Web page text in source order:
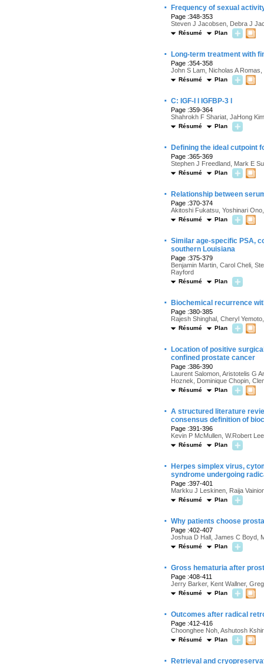
· Frequency of sexual
Page :348-353
Steven J Jacobsen, Debra J
Résumé Plan
· Long-term treatment with
Page :354-358
John S Lam, Nicholas A
Résumé Plan
· C: IGF-I l IGFBP-3 l
Page :359-364
Shahrokh F Shariat, JaHong
Résumé Plan
· Defining the ideal cutpoint
Page :365-369
Stephen J Freedland, Mark E
Résumé Plan
· Relationship between
Page :370-374
Akitoshi Fukatsu, Yoshinari
Résumé Plan
· Similar age-specific PSA,
southern Louisiana
Page :375-379
Benjamin Martin, Carol Cheli,
Rayford
Résumé Plan
· Biochemical recurrence
Page :380-385
Rajesh Shinghal, Cheryl
Résumé Plan
·
Location of positive
confined prostate cancer
Page :386-390
Laurent Salomon, Aristotelis G
Hoznek, Dominique Chopin,
Résumé Plan
· A structured literature
consensus definition of
Page :391-396
Kevin P McMullen, W.Robert Lee
Résumé Plan
·
Herpes simplex virus,
syndrome undergoing
Page :397-401
Markku J Leskinen, Raija
Résumé Plan
· Why patients choose
Page :402-407
Joshua D Hall, James C Boyd,
Résumé Plan
· Gross hematuria after
Page :408-411
Jerry Barker, Kent Wallner,
Résumé Plan
· Outcomes after radical
Page :412-416
Choonghee Noh, Ashutosh
Résumé Plan
· Retrieval and